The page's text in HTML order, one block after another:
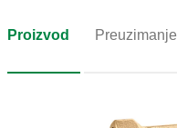
Proizvod Preuzimanje